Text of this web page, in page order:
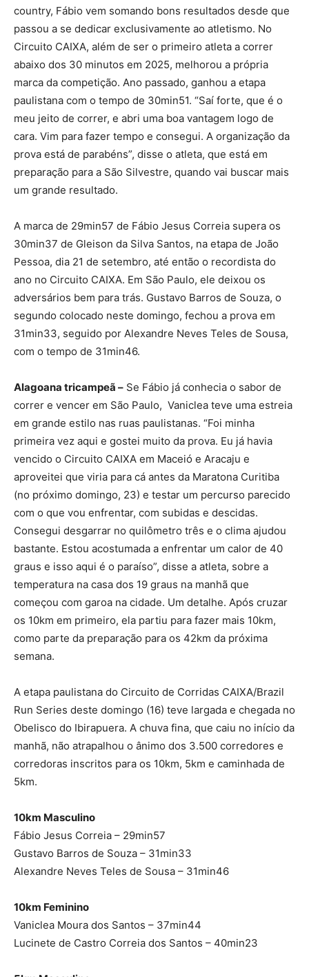
country, Fábio vem somando bons resultados desde que
passou a se dedicar exclusivamente ao atletismo. No
Circuito CAIXA, além de ser o primeiro atleta a correr
abaixo dos 30 minutos em 2025, melhorou a própria
marca da competição. Ano passado, ganhou a etapa
paulistana com o tempo de 30min51. “Saí forte, que é o
meu jeito de correr, e abri uma boa vantagem logo de
cara. Vim para fazer tempo e consegui. A organização da
prova está de parabéns”, disse o atleta, que está em
preparação para a São Silvestre, quando vai buscar mais
um grande resultado.
A marca de 29min57 de Fábio Jesus Correia supera os
30min37 de Gleison da Silva Santos, na etapa de João
Pessoa, dia 21 de setembro, até então o recordista do
ano no Circuito CAIXA. Em São Paulo, ele deixou os
adversários bem para trás. Gustavo Barros de Souza, o
segundo colocado neste domingo, fechou a prova em
31min33, seguido por Alexandre Neves Teles de Sousa,
com o tempo de 31min46.
Alagoana tricampeã – Se Fábio já conhecia o sabor de
correr e vencer em São Paulo, Vaniclea teve uma estreia
em grande estilo nas ruas paulistanas. “Foi minha
primeira vez aqui e gostei muito da prova. Eu já havia
vencido o Circuito CAIXA em Maceió e Aracaju e
aproveitei que viria para cá antes da Maratona Curitiba
(no próximo domingo, 23) e testar um percurso parecido
com o que vou enfrentar, com subidas e descidas.
Consegui desgarrar no quilômetro três e o clima ajudou
bastante. Estou acostumada a enfrentar um calor de 40
graus e isso aqui é o paraíso”, disse a atleta, sobre a
temperatura na casa dos 19 graus na manhã que
começou com garoa na cidade. Um detalhe. Após cruzar
os 10km em primeiro, ela partiu para fazer mais 10km,
como parte da preparação para os 42km da próxima
semana.
A etapa paulistana do Circuito de Corridas CAIXA/Brazil
Run Series deste domingo (16) teve largada e chegada no
Obelisco do Ibirapuera. A chuva fina, que caiu no início da
manhã, não atrapalhou o ânimo dos 3.500 corredores e
corredoras inscritos para os 10km, 5km e caminhada de
5km.
10km Masculino
Fábio Jesus Correia – 29min57
Gustavo Barros de Souza – 31min33
Alexandre Neves Teles de Sousa – 31min46
10km Feminino
Vaniclea Moura dos Santos – 37min44
Lucinete de Castro Correia dos Santos – 40min23